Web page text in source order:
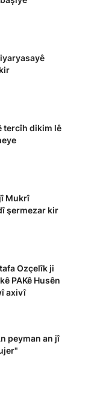
tercîh dikim lê
Mukrî
şermezar kir
Ozçelîk ji
PAKê Husên
axivî
peyman an jî